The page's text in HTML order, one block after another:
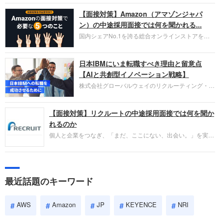
お勧めするイチオシ企業をご紹介します。今回はク
ラウド型CRMプラットフォームを提供する
HubSpot Japan（ハブスポット・ジャパン）株式会
社です。採用面接対策の企業研究にご活用くださ
い。
【面接対策】Amazon（アマゾンジャパ
ン）の中途採用面接では何を聞かれる...
国内シェアNo.1を誇る総合オンラインストアを運
圧倒的な存在感を持つAmazon。中途採用面接では
過去の具体的な業務成果やリーダーシップの発揮、
失敗からの学びが重視され、人間性やカルチャーフ
ィットも評価対象となり、長期的に成長できる仲間
であるかを多角的に審査されます。
日本IBMにいま転職すべき理由と留意点
【AIと共創型イノベーション戦略】
株式会社グローバルウェイのリクルーティング・パ
パーソンが利用する企業口コミサイト「キャリコ
ネ」の転職エージェントがお勧めするイチオシ企業
IBMです。採用面接対策の企業研究にご活用くださ
い。
【面接対策】リクルートの中途採用面接では何を聞か
れるのか
個人と企業をつなぎ、「まだ、ここにない、出会い。」を実現
やこれまでの成果を具体的に問われるほか、「人間性」も評価
しょう。
最近話題のキーワード
AWS Amazon JP KEYENCE NRI